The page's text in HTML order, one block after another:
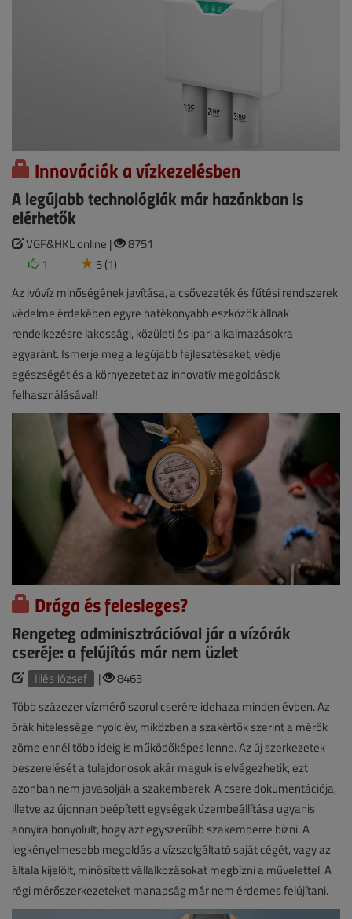
Innovációk a vízkezelésben
A legújabb technológiák már hazánkban is
elérhetők
VGF&HKL online |
8751
1
5 (1)
Az ivóvíz minőségének javítása, a csővezeték és fűtési rendszerek
védelme érdekében egyre hatékonyabb eszközök állnak
rendelkezésre lakossági, közületi és ipari alkalmazásokra
egyaránt. Ismerje meg a legújabb fejlesztéseket, védje
egészségét és a környezetet az innovatív megoldások
felhasználásával!
Drága és felesleges?
Rengeteg adminisztrációval jár a vízórák
cseréje: a felújítás már nem üzlet
Illés József |
8463
Több százezer vízmérő szorul cserére idehaza minden évben. Az
órák hitelessége nyolc év, miközben a szakértők szerint a mérők
zöme ennél több ideig is működőképes lenne. Az új szerkezetek
beszerelését a tulajdonosok akár maguk is elvégezhetik, ezt
azonban nem javasolják a szakemberek. A csere dokumentációja,
illetve az újonnan beépített egységek üzembeállítása ugyanis
annyira bonyolult, hogy azt egyszerűbb szakemberre bízni. A
legkényelmesebb megoldás a vízszolgáltató saját cégét, vagy az
általa kijelölt, minősített vállalkozásokat megbízni a művelettel. A
régi mérőszerkezeteket manapság már nem érdemes felújítani.